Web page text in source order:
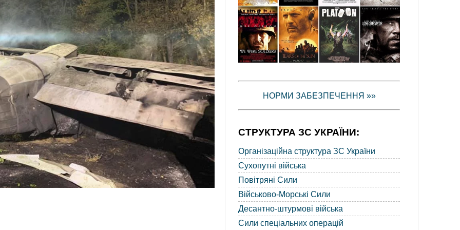
НОРМИ ЗАБЕЗПЕЧЕННЯ »»
СТРУКТУРА ЗС УКРАЇНИ:
Організаційна структура ЗС України
Сухопутні війська
Повітряні Сили
Військово-Морські Сили
Десантно-штурмові війська
Сили спеціальних операцій